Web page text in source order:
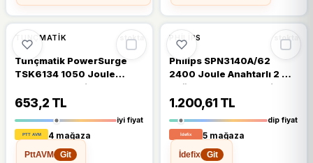
%13
TUNÇMATIK stokta
Tunçmatik PowerSurge
TSK6134 1050 Joule
Beyaz 1.5 m 5'li Akım
Korumalı Priz
653,2 TL
iyi fiyat
4 mağaza
PttAVM
Git
%19
PHILIPS stokta
Philips SPN3140A/62
2400 Joule Anahtarlı 2 m
4'lü Akım Korumalı Priz
1.200,61 TL
dip fiyat
5 mağaza
İdefix
Git